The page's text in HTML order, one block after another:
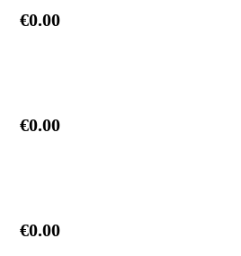
€0.00
€0.00
€0.00